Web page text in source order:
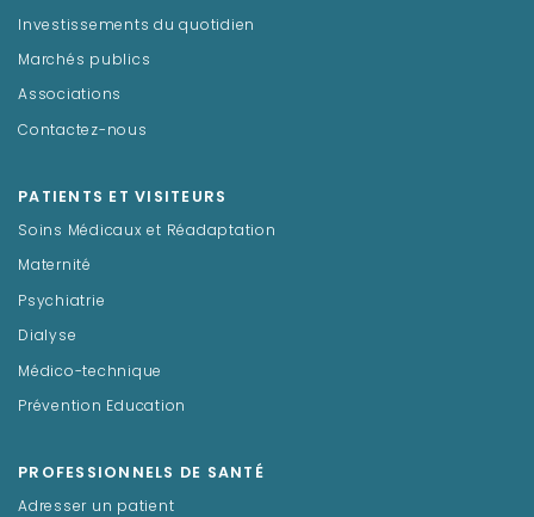
Investissements du quotidien
Marchés publics
Associations
Contactez-nous
PATIENTS ET VISITEURS
Soins Médicaux et Réadaptation
Maternité
Psychiatrie
Dialyse
Médico-technique
Prévention Education
PROFESSIONNELS DE SANTÉ
Adresser un patient